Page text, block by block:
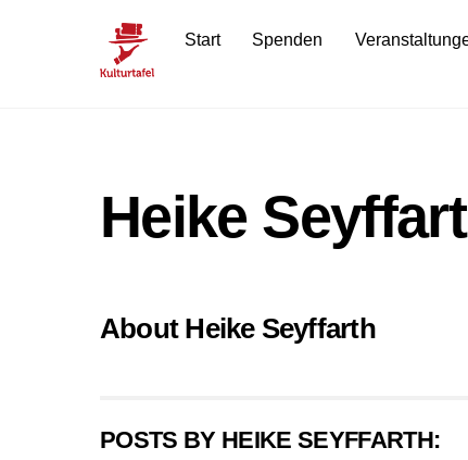
Start Spenden
Heike
About Heike Seyffarth
POSTS BY HEIKE SEYFFARTH: